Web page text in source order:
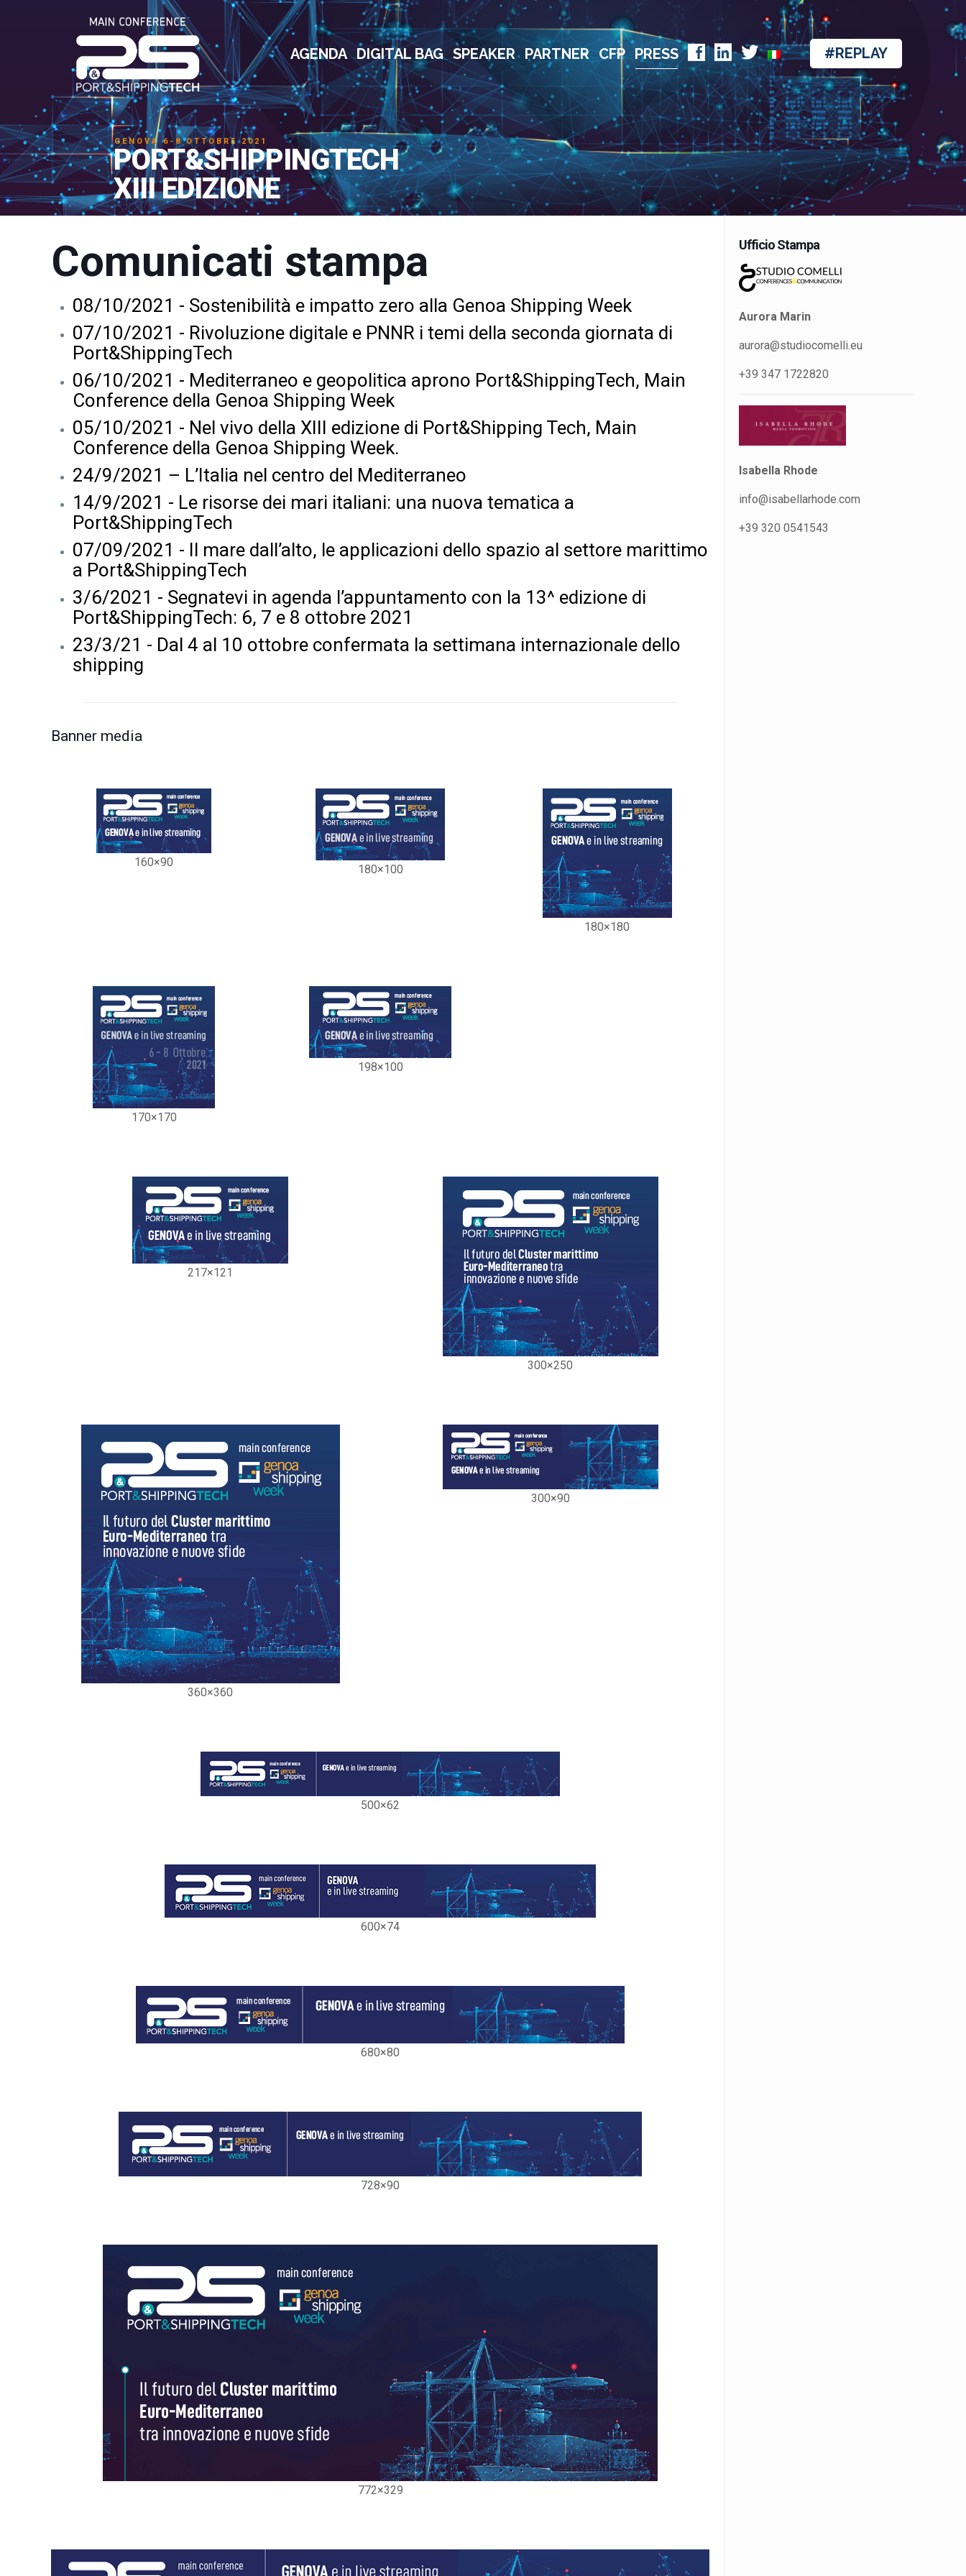
AGENDA DIGITAL BAG SPEAKER PARTNER CFP PRESS Facebook
Linkedin
Twitter #REPLAY
PORT&SHIPPINGTECH
XIII EDIZIONE
GENOVA 6-8 OTTOBRE 2021
Comunicati stampa
08/10/2021 - Sostenibilità e impatto zero alla Genoa Shipping Week
07/10/2021 - Rivoluzione digitale e PNNR i temi della seconda giornata di
Port&ShippingTech
06/10/2021 - Mediterraneo e geopolitica aprono Port&ShippingTech, Main
Conference della Genoa Shipping Week
05/10/2021 - Nel vivo della XIII edizione di Port&Shipping Tech, Main
Conference della Genoa Shipping Week.
24/9/2021 – L’Italia nel centro del Mediterraneo
14/9/2021 - Le risorse dei mari italiani: una nuova tematica a
Port&ShippingTech
07/09/2021 - Il mare dall’alto, le applicazioni dello spazio al settore marittimo
a Port&ShippingTech
3/6/2021 - Segnatevi in agenda l’appuntamento con la 13^ edizione di
Port&ShippingTech: 6, 7 e 8 ottobre 2021
23/3/21 - Dal 4 al 10 ottobre confermata la settimana internazionale dello
shipping
Banner media
160×90
180×100
180×180
170×170
198×100
217×121
300×250
360×360
300×90
500×62
600×74
680×80
728×90
772×329
Ufficio Stampa
Aurora Marin
aurora@studiocomelli.eu
+39 347 1722820
Isabella Rhode
info@isabellarhode.com
+39 320 0541543